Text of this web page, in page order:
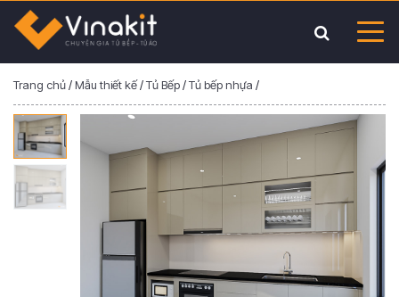
Trang chủ/Mẫu thiết kế/Tủ Bếp/Tủ bếp nhựa /